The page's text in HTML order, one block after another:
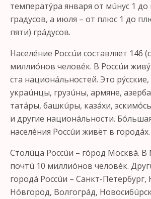
температýра января от мúнус 1 до
градусов, а июля – от плюс 1 до
пяти) грáдусов.
Населéние Россúи составляет 146
миллиóнов человéк. В Россúи
ста национáльностей. Это
украúнцы, грузúны, армяне,
татáры, башкúры, казáхи,
и другие национáльности.
населéния Россúи живёт в городáх.
Столúца Россúи – гóрод Москвá.
почтú 10 миллиóнов человéк.
городá Россúи – Санкт-
Нóвгород, Волгогрáд,